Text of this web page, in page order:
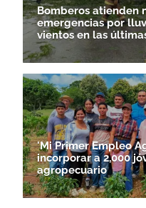
Bomberos atienden
emergencias por
vientos en las
'Mi Primer Empleo
incorporar a 2,000
agropecuario